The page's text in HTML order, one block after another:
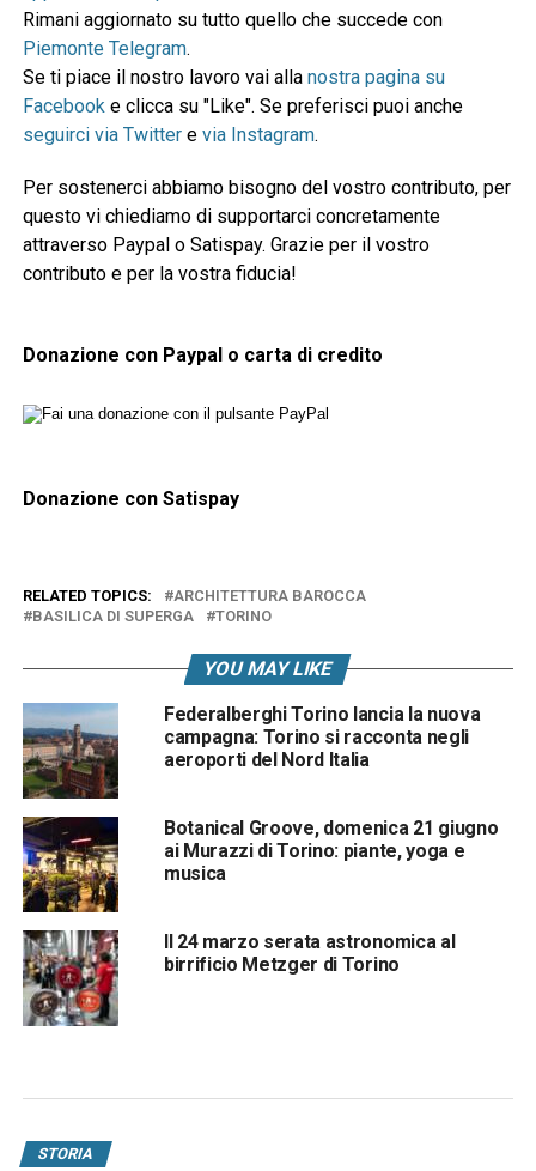
Rimani aggiornato su tutto quello che succede con
Piemonte Telegram.
Se ti piace il nostro lavoro vai alla nostra pagina su
Facebooke clicca su "Like". Se preferisci puoi anche
seguirci via Twittere via Instagram.
Per sostenerci abbiamo bisogno del vostro contributo, per
questo vi chiediamo di supportarci concretamente
attraverso Paypal o Satispay. Grazie per il vostro
contributo e per la vostra fiducia!
Donazione con Paypal o carta di credito
Donazione con Satispay
RELATED TOPICS:
ARCHITETTURA BAROCCA
BASILICA DI SUPERGA
TORINO
YOU MAY LIKE
Federalberghi Torino lancia la nuova
campagna: Torino si racconta negli
aeroporti del Nord Italia
Botanical Groove, domenica 21 giugno
ai Murazzi di Torino: piante, yoga e
musica
Il 24 marzo serata astronomica al
birrificio Metzger di Torino
STORIA